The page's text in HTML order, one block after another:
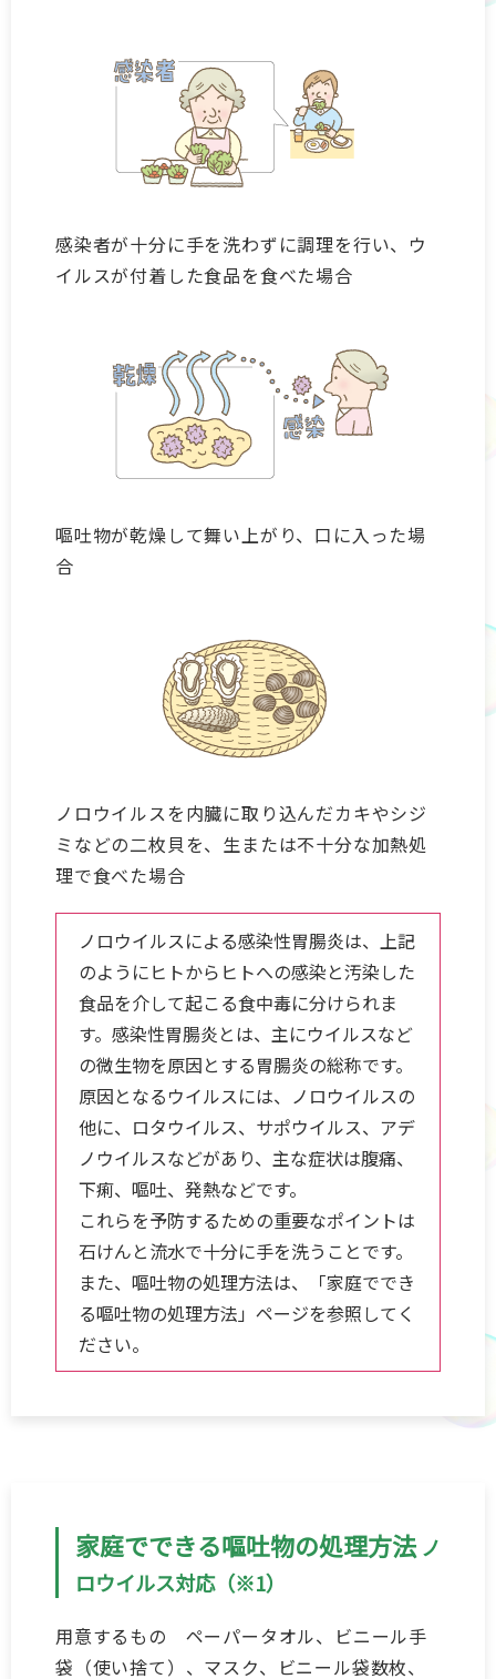
感染者が十分に手を洗わずに調理を行い、ウ
イルスが付着した食品を食べた場合
嘔吐物が乾燥して舞い上がり、口に入った場
合
ノロウイルスを内臓に取り込んだカキやシジ
ミなどの二枚貝を、生または不十分な加熱処
理で食べた場合
ノロウイルスによる感染性胃腸炎は、上記
のようにヒトからヒトへの感染と汚染した
食品を介して起こる食中毒に分けられま
す。感染性胃腸炎とは、主にウイルスなど
の微生物を原因とする胃腸炎の総称です。
原因となるウイルスには、ノロウイルスの
他に、ロタウイルス、サポウイルス、アデ
ノウイルスなどがあり、主な症状は腹痛、
下痢、嘔吐、発熱などです。
これらを予防するための重要なポイントは
石けんと流水で十分に手を洗うことです。
また、嘔吐物の処理方法は、「家庭ででき
る嘔吐物の処理方法」ページを参照してく
ださい。
家庭でできる嘔吐物の処理方法 ノ
ロウイルス対応（※1）
用意するもの ペーパータオル、ビニール手
袋（使い捨て）、マスク、ビニール袋数枚、